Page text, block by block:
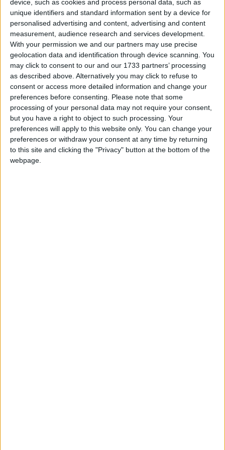
device, such as cookies and process personal data, such as
unique identifiers and standard information sent by a device for
personalised advertising and content, advertising and content
measurement, audience research and services development.
With your permission we and our partners may use precise
geolocation data and identification through device scanning. You
may click to consent to our and our 1733 partners’ processing
as described above. Alternatively you may click to refuse to
consent or access more detailed information and change your
preferences before consenting.
Please note that some
processing of your personal data may not require your consent,
but you have a right to object to such processing. Your
preferences will apply to this website only. You can change your
preferences or withdraw your consent at any time by returning
to this site and clicking the "Privacy" button at the bottom of the
webpage.
», aurait confié celui qui trouve son séjour à l’extérieur «
languissant ».
Selon,le quotidien Masiwa, «Azali considère que Djaffar lui a
planté un pieu dans le cœur », avait commenté un conseiller
du président, juste après la rupture. Il rajoute que le chef de
l’Etat en voulait plus à Djaffar qu’il n’en voulait à Salami,
opposant de première heure aux reformes constitutionnelles.